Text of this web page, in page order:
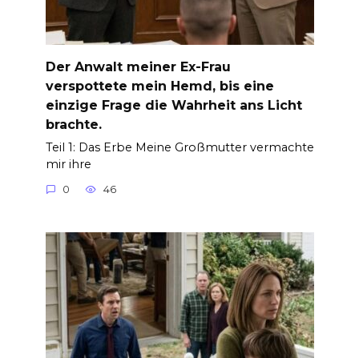
Der Anwalt meiner Ex-Frau
verspottete mein Hemd, bis eine
einzige Frage die Wahrheit ans Licht
brachte.
Teil 1: Das Erbe Meine Großmutter vermachte
mir ihre
0 46